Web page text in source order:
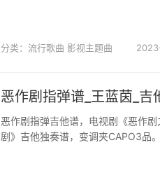
分类： 流行歌曲 影视主题曲
恶作剧指弹谱_王蓝茵_
恶作剧指弹吉他谱，电视剧《恶作
剧》吉他独奏谱，变调夹CAPO3品